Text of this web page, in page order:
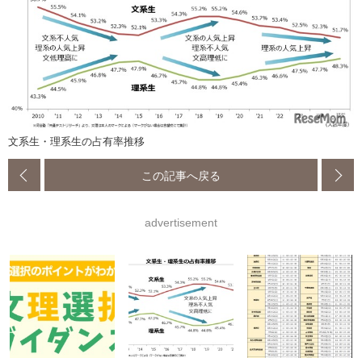
文系生・理系生の占有率推移
この記事へ戻る
advertisement